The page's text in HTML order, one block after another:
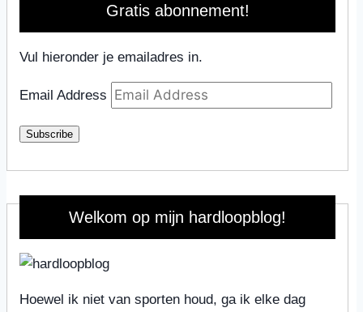
Gratis abonnement!
Vul hieronder je emailadres in.
Email Address
Subscribe
Welkom op mijn hardloopblog!
Hoewel ik niet van sporten houd, ga ik elke dag